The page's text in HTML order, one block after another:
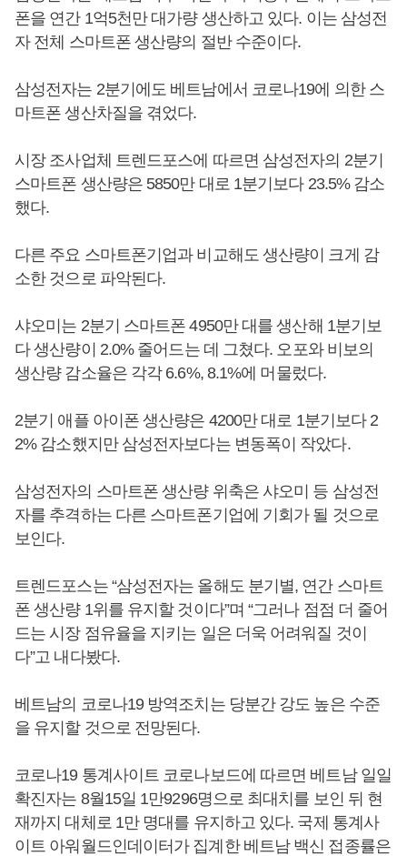
폰을 연간 1억5천만 대가량 생산하고 있다. 이는 삼성전
자 전체 스마트폰 생산량의 절반 수준이다.
삼성전자는 2분기에도 베트남에서 코로나19에 의한 스
마트폰 생산차질을 겪었다.
시장 조사업체 트렌드포스에 따르면 삼성전자의 2분기
스마트폰 생산량은 5850만 대로 1분기보다 23.5% 감소
했다.
다른 주요 스마트폰기업과 비교해도 생산량이 크게 감
소한 것으로 파악된다.
샤오미는 2분기 스마트폰 4950만 대를 생산해 1분기보
다 생산량이 2.0% 줄어드는 데 그쳤다. 오포와 비보의
생산량 감소율은 각각 6.6%, 8.1%에 머물렀다.
2분기 애플 아이폰 생산량은 4200만 대로 1분기보다 2
2% 감소했지만 삼성전자보다는 변동폭이 작았다.
삼성전자의 스마트폰 생산량 위축은 샤오미 등 삼성전
자를 추격하는 다른 스마트폰기업에 기회가 될 것으로
보인다.
트렌드포스는 “삼성전자는 올해도 분기별, 연간 스마트
폰 생산량 1위를 유지할 것이다”며 “그러나 점점 더 줄어
드는 시장 점유율을 지키는 일은 더욱 어려워질 것이
다”고 내다봤다.
베트남의 코로나19 방역조치는 당분간 강도 높은 수준
을 유지할 것으로 전망된다.
코로나19 통계사이트 코로나보드에 따르면 베트남 일일
확진자는 8월15일 1만9296명으로 최대치를 보인 뒤 현
재까지 대체로 1만 명대를 유지하고 있다. 국제 통계사
이트 아워월드인데이터가 집계한 베트남 백신 접종률은